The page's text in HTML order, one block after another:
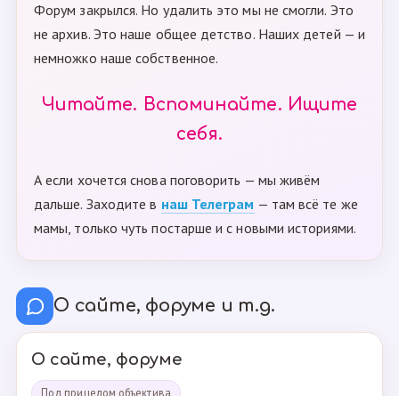
Форум закрылся. Но удалить это мы не смогли. Это
не архив. Это наше общее детство. Наших детей — и
немножко наше собственное.
Читайте. Вспоминайте. Ищите
себя.
А если хочется снова поговорить — мы живём
дальше. Заходите в наш Телеграм — там всё те же
мамы, только чуть постарше и с новыми историями.
О сайте, форуме и т.д.
О сайте, форуме
Под прицелом объектива